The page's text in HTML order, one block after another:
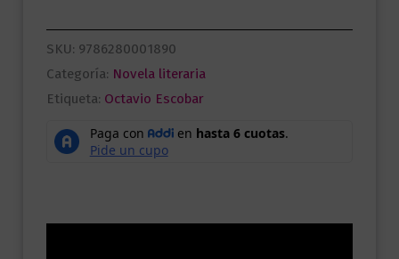
SKU: 9786280001890
Categoría: Novela literaria
Etiqueta: Octavio Escobar